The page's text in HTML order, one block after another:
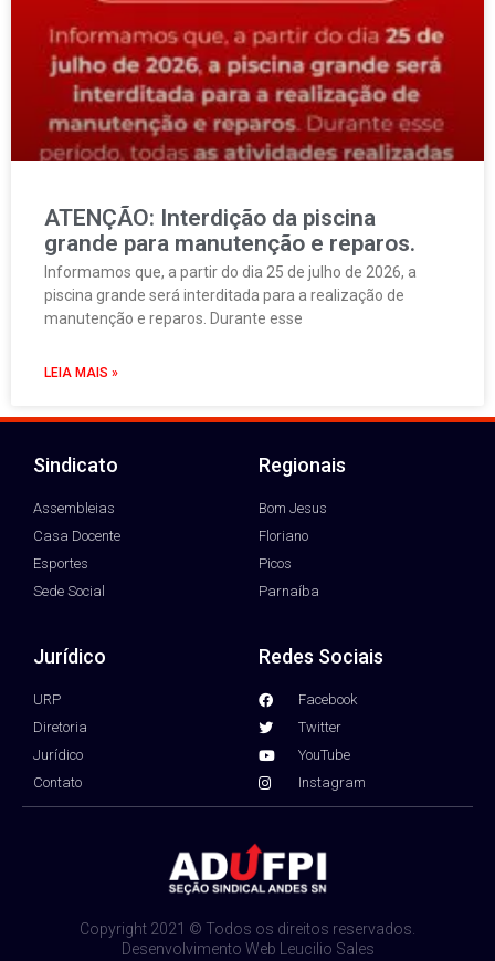
ATENÇÃO: Interdição da piscina
grande para manutenção e reparos.
Informamos que, a partir do dia 25 de julho de 2026, a
piscina grande será interditada para a realização de
manutenção e reparos. Durante esse
LEIA MAIS »
Sindicato
Assembleias
Casa Docente
Esportes
Sede Social
Regionais
Bom Jesus
Floriano
Picos
Parnaíba
Jurídico
URP
Diretoria
Jurídico
Contato
Redes Sociais
Facebook
Twitter
YouTube
Instagram
Copyright 2021 © Todos os direitos reservados.
Desenvolvimento Web Leucilio Sales